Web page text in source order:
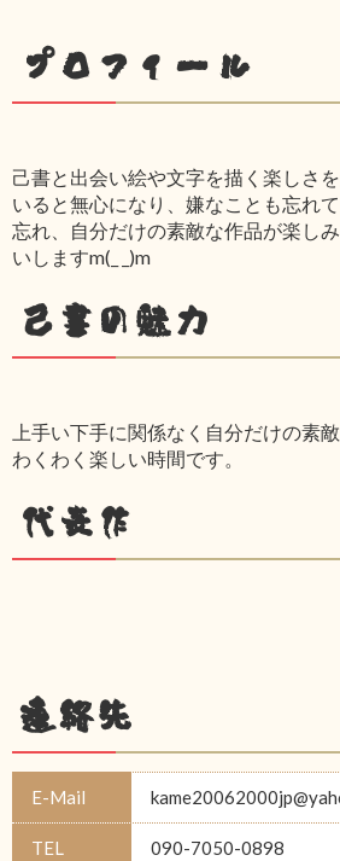
プロフィール
己書と出会い絵や文字を描く楽しさ
いると無心になり、嫌なことも忘れ
忘れ、自分だけの素敵な作品が楽し
いしますm(_ _)m
己書の魅力
上手い下手に関係なく自分だけの素
わくわく楽しい時間です。
代表作
連絡先
E-Mail
TEL 090-7050-0898